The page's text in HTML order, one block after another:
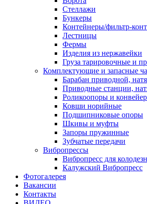
Стеллажи
Бункеры
Контейнеры/фильтр-
Лестницы
Фермы
Изделия из нержавейки
Груза тарировочные и
Комплектующие и запасные
Барабан приводной,
Приводные станции,
Роликоопоры и
Ковши норийные
Подшипниковые опоры
Шкивы и муфты
Запоры пружинные
Зубчатые передачи
Вибропрессы
Вибропресс для
Калужский Вибропресс
Фотогалерея
Вакансии
Контакты